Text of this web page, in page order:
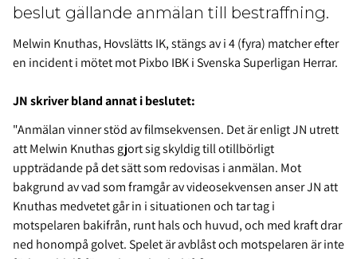
beslut gällande anmälan till bestraffning.
Melwin Knuthas, Hovslätts IK, stängs av i4 (fyra) matcher efter
en incident i mötet mot Pixbo IBK i Svenska Superligan Herrar.
JN skriver bland annat i beslutet:
"Anmälan vinner stöd av filmsekvensen. Det är enligt JN utrett
att Melwin Knuthas gjort sig skyldig till otillbörligt
uppträdande på det sätt som redovisas i anmälan. Mot
bakgrund av vad som framgår av videosekvensen anser JN att
Knuthas medvetet går in i situationen och tar tag i
motspelaren bakifrån, runt hals och huvud, och med kraft drar
ned honompå golvet. Spelet är avblåst och motspelaren är inte